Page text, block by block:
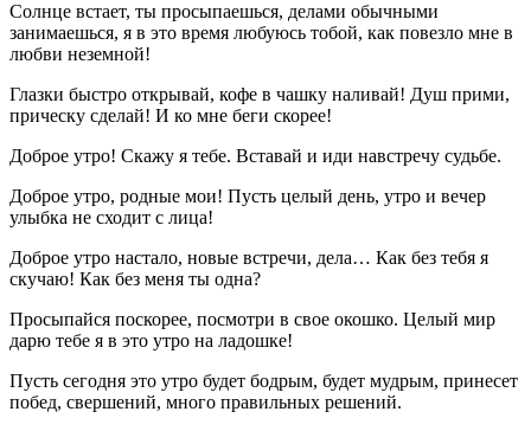
Солнце встает, ты просыпаешься, делами обычными
занимаешься, я в это время любуюсь тобой, как повезло мне в
любви неземной!
Глазки быстро открывай, кофе в чашку наливай! Душ прими,
прическу сделай! И ко мне беги скорее!
Доброе утро! Скажу я тебе. Вставай и иди навстречу судьбе.
Доброе утро, родные мои! Пусть целый день, утро и вечер
улыбка не сходит с лица!
Доброе утро настало, новые встречи, дела… Как без тебя я
скучаю! Как без меня ты одна?
Просыпайся поскорее, посмотри в свое окошко. Целый мир
дарю тебе я в это утро на ладошке!
Пусть сегодня это утро будет бодрым, будет мудрым, принесет
побед, свершений, много правильных решений.